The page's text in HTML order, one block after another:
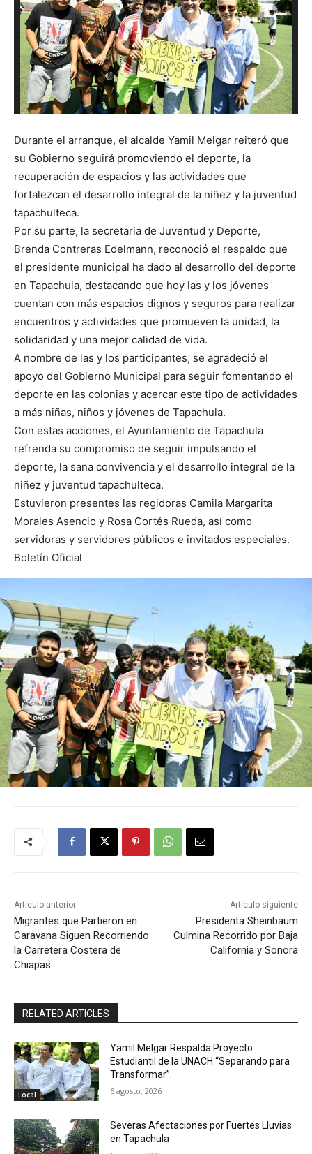
Durante el arranque, el alcalde Yamil Melgar reiteró que
su Gobierno seguirá promoviendo el deporte, la
recuperación de espacios y las actividades que
fortalezcan el desarrollo integral de la niñez y la juventud
tapachulteca.
Por su parte, la secretaria de Juventud y Deporte,
Brenda Contreras Edelmann, reconoció el respaldo que
el presidente municipal ha dado al desarrollo del deporte
en Tapachula, destacando que hoy las y los jóvenes
cuentan con más espacios dignos y seguros para realizar
encuentros y actividades que promueven la unidad, la
solidaridad y una mejor calidad de vida.
A nombre de las y los participantes, se agradeció el
apoyo del Gobierno Municipal para seguir fomentando el
deporte en las colonias y acercar este tipo de actividades
a más niñas, niños y jóvenes de Tapachula.
Con estas acciones, el Ayuntamiento de Tapachula
refrenda su compromiso de seguir impulsando el
deporte, la sana convivencia y el desarrollo integral de la
niñez y juventud tapachulteca.
Estuvieron presentes las regidoras Camila Margarita
Morales Asencio y Rosa Cortés Rueda, así como
servidoras y servidores públicos e invitados especiales.
Boletín Oficial
Artículo anterior
Migrantes que Partieron en
Caravana Siguen Recorriendo
la Carretera Costera de
Chiapas.
Artículo siguiente
Presidenta Sheinbaum
Culmina Recorrido por Baja
California y Sonora
RELATED ARTICLES
Local
Yamil Melgar Respalda Proyecto
Estudiantil de la UNACH “Separando para
Transformar”.
6 agosto, 2026
Severas Afectaciones por Fuertes Lluvias
en Tapachula